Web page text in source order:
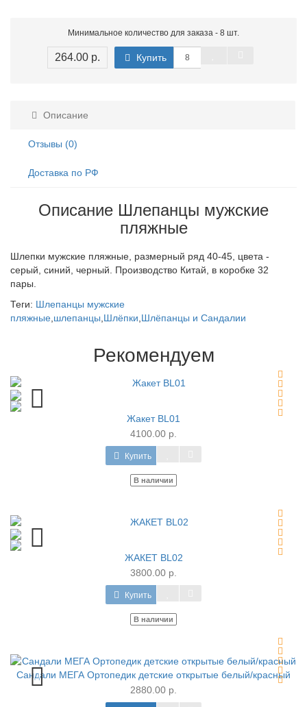
Минимальное количество для заказа - 8 шт.
264.00 р. Купить
Описание
Отзывы (0)
Доставка по РФ
Описание Шлепанцы мужские
пляжные
Шлепки мужские пляжные, размерный ряд 40-45, цвета -
серый, синий, черный. Производство Китай, в коробке 32
пары.
Теги: Шлепанцы мужские
пляжные шлепанцы Шлёпки Шлёпанцы и Сандалии
Рекомендуем
Жакет BL01
4100.00 р.
Купить
В наличии
ЖАКЕТ BL02
3800.00 р.
Купить
В наличии
Сандали МЕГА Ортопедик детские открытые белый/красный
2880.00 р.